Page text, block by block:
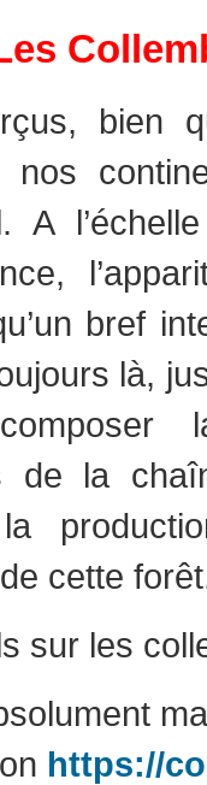
bien
A
bref
là,
de la
cette
sur les
https://